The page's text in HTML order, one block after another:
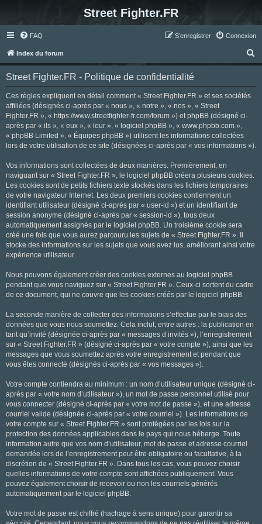
Street Fighter.FR
FAQ Connexion
S’enregistrer
Index du forum
e
Street Fighter.FR - Politique de confidentialité
Ces règles expliquent en détail comment « Street Fighter.FR » et ses sociétés
affiliées (désignés ci-après par « nous », « notre », « nos », « Street
Fighter.FR », « https://www.streetfighter-fr.com/forum ») et phpBB (désigné ci-
après par « ils », « eux », « leur », « logiciel phpBB », « www.phpbb.com »,
« phpBB Limited », « Équipes phpBB ») utilisent les informations collectées
lors de votre utilisation de ce site (désignées ci-après par « vos informations »).
Vos informations sont collectées de deux manières. Premièrement, en
naviguant sur « Street Fighter.FR », le logiciel phpBB créera plusieurs cookies.
Les cookies sont de petits fichiers texte stockés dans les fichiers temporaires
de votre navigateur Internet. Les deux premiers cookies contiennent un
identifiant utilisateur (désigné ci-après par « user-id ») et un identifiant de
session anonyme (désigné ci-après par « session-id »), tous deux
automatiquement assignés par le logiciel phpBB. Un troisième cookie sera
créé une fois que vous aurez parcouru les sujets de « Street Fighter.FR ». Il
stocke des informations sur les sujets que vous avez lus, améliorant ainsi votre
expérience utilisateur.
Nous pouvons également créer des cookies externes au logiciel phpBB
pendant que vous naviguez sur « Street Fighter.FR ». Ceux-ci sortent du cadre
de ce document, qui ne couvre que les cookies créés par le logiciel phpBB.
La seconde manière de collecter des informations s’effectue par le biais des
données que vous nous soumettez. Cela inclut, entre autres : la publication en
tant qu’invité (désignée ci-après par « messages d’invités »), l’enregistrement
sur « Street Fighter.FR » (désigné ci-après par « votre compte »), ainsi que les
messages que vous soumettez après votre enregistrement et pendant que
vous êtes connecté (désignés ci-après par « vos messages »).
Votre compte contiendra au minimum : un nom d’utilisateur unique (désigné ci-
après par « votre nom d’utilisateur »), un mot de passe personnel utilisé pour
vous connecter (désigné ci-après par « votre mot de passe »), et une adresse
courriel valide (désignée ci-après par « votre courriel »). Les informations de
votre compte sur « Street Fighter.FR » sont protégées par les lois sur la
protection des données applicables dans le pays qui nous héberge. Toute
information autre que vos nom d’utilisateur, mot de passe et adresse courriel
demandée lors de l’enregistrement peut être obligatoire ou facultative, à la
discrétion de « Street Fighter.FR ». Dans tous les cas, vous pouvez choisir
quelles informations de votre compte sont affichées publiquement. Vous
pouvez également choisir de recevoir ou non les courriels générés
automatiquement par le logiciel phpBB.
Votre mot de passe est chiffré (hachage à sens unique) pour garantir sa